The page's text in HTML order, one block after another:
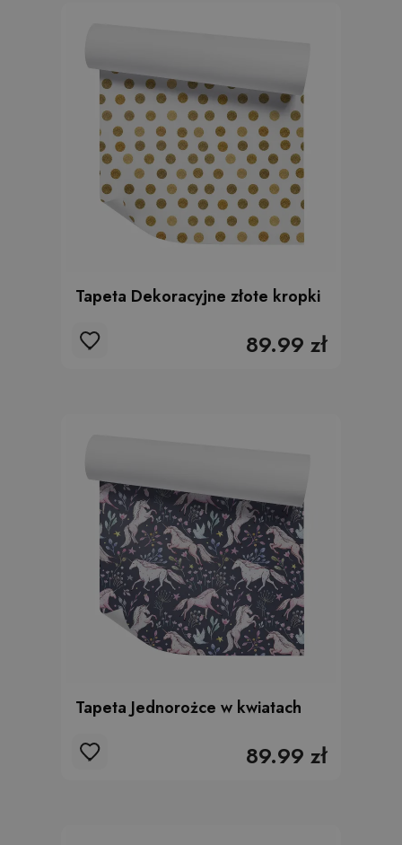
Tapeta Dekoracyjne złote kropki
89.99 zł
Tapeta Jednorożce w kwiatach
89.99 zł